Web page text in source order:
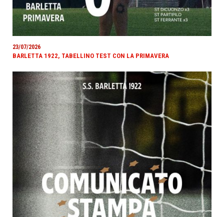
23/07/2026
BARLETTA 1922, TABELLINO TEST CON LA PRIMAVERA